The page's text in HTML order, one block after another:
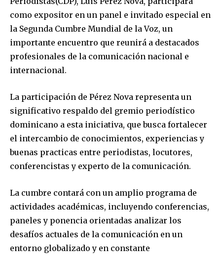
como expositor en un panel e invitado especial en
la Segunda Cumbre Mundial de la Voz, un
importante encuentro que reunirá a destacados
profesionales de la comunicación nacional e
internacional.
La participación de Pérez Nova representa un
significativo respaldo del gremio periodístico
dominicano a esta iniciativa, que busca fortalecer
el intercambio de conocimientos, experiencias y
buenas practicas entre periodistas, locutores,
conferencistas y experto de la comunicación.
La cumbre contará con un amplio programa de
actividades académicas, incluyendo conferencias,
paneles y ponencia orientadas analizar los
desafíos actuales de la comunicación en un
entorno globalizado y en constante